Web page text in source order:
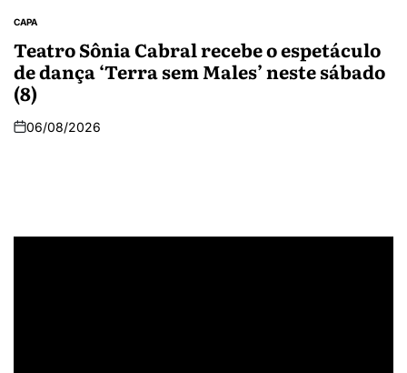
CAPA
Teatro Sônia Cabral recebe o espetáculo
de dança ‘Terra sem Males’ neste sábado
(8)
06/08/2026